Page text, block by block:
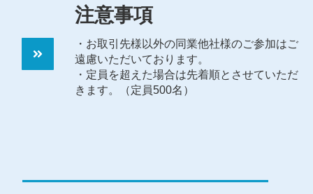
注意事項
・お取引先様以外の同業他社様のご参加はご
遠慮いただいております。
・定員を超えた場合は先着順とさせていただ
きます。（定員500名）
―――――――――――